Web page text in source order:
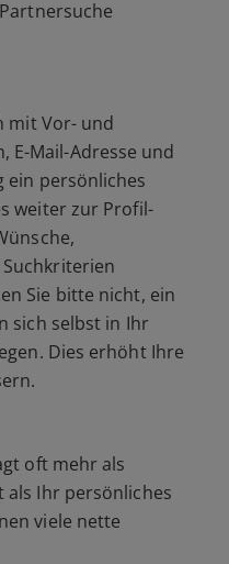
mit Vor- und
E-Mail-Adresse und
ein persönliches
weiter zur Profil-
Sie bitte nicht, ein
sich selbst in Ihr
Dies erhöht Ihre
oft mehr als
Ihr persönliches
viele nette